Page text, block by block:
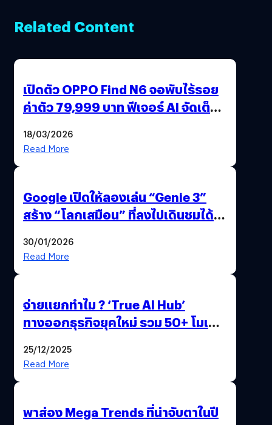
Related Content
เปิดตัว OPPO Find N6 จอพับไร้รอย
ค่าตัว 79,999 บาท ฟีเจอร์ AI จัดเต็ม
18/03/2026
Read More
Google เปิดให้ลองเล่น “Genie 3”
สร้าง “โลกเสมือน” ที่ลงไปเดินชมได้
30/01/2026
Read More
จ่ายแยกทำไม ? ‘True AI Hub’
ทางออกธุรกิจยุคใหม่ รวม 50+ โมเดล
25/12/2025
Read More
พาส่อง Mega Trends ที่น่าจับตาในปี